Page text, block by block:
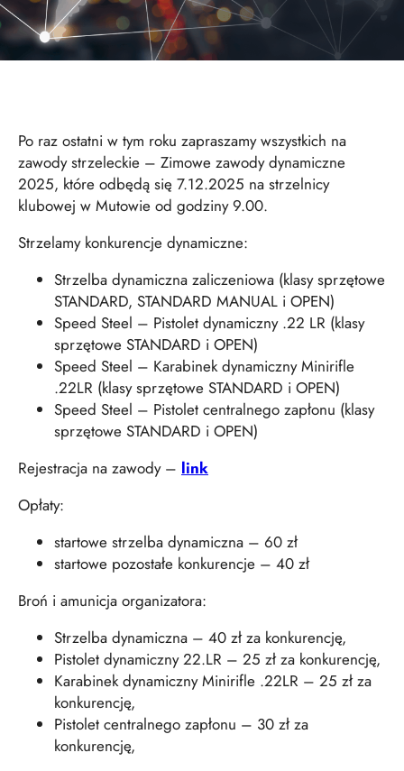
Po raz ostatni w tym roku zapraszamy wszystkich na
zawody strzeleckie – Zimowe zawody dynamiczne
2025, które odbędą się 7.12.2025 na strzelnicy
klubowej w Mutowie od godziny 9.00.
Strzelamy konkurencje dynamiczne:
Strzelba dynamiczna zaliczeniowa (klasy sprzętowe
STANDARD, STANDARD MANUAL i OPEN)
Speed Steel – Pistolet dynamiczny .22 LR (klasy
sprzętowe STANDARD i OPEN)
Speed Steel – Karabinek dynamiczny Minirifle
.22LR (klasy sprzętowe STANDARD i OPEN)
Speed Steel – Pistolet centralnego zapłonu (klasy
sprzętowe STANDARD i OPEN)
Rejestracja na zawody – link
Opłaty:
startowe strzelba dynamiczna – 60 zł
startowe pozostałe konkurencje – 40 zł
Broń i amunicja organizatora:
Strzelba dynamiczna – 40 zł za konkurencję,
Pistolet dynamiczny 22.LR – 25 zł za konkurencję,
Karabinek dynamiczny Minirifle .22LR – 25 zł za
konkurencję,
Pistolet centralnego zapłonu – 30 zł za
konkurencję,